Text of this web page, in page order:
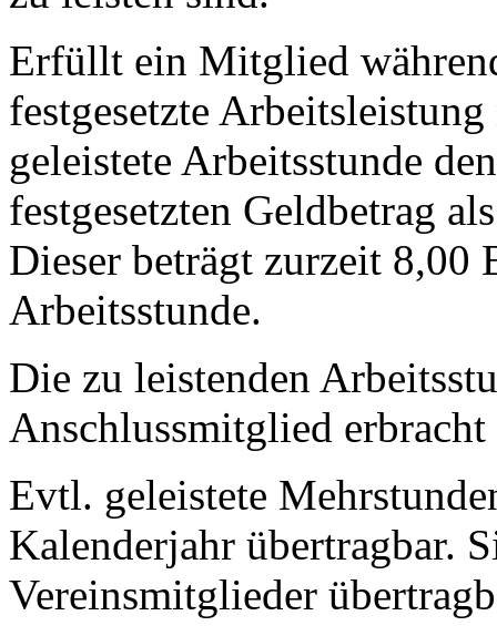
Erfüllt ein Mitglied
festgesetzte
geleistete Arbeitsstunde
festgesetzten Geldbetrag
Dieser beträgt zurzeit 8,00
Arbeitsstunde.
Die zu leistenden
Anschlussmitglied erbracht
Evtl. geleistete
Kalenderjahr übertragbar.
Vereinsmitglieder